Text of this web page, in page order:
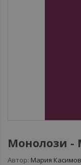
Монолози -
Автор: Мария